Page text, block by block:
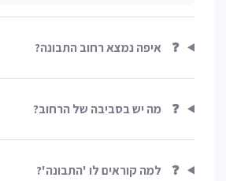
❓ איפה נמצא רחוב התבונה?
❓ מה יש בסביבה של הרחוב?
❓ למה קוראים לו 'התבונה'?